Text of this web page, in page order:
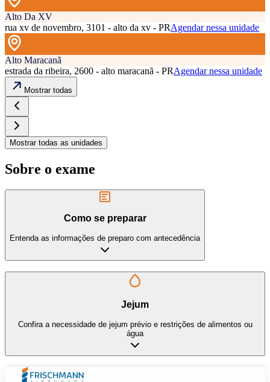
Alto Da XV
rua xv de novembro, 3101 - alto da xv - PRAgendar nessa unidade
Alto Maracanã
estrada da ribeira, 2600 - alto maracanã - PRAgendar nessa unidade
Mostrar todas
Mostrar todas as unidades
Sobre o exame
Como se preparar
Entenda as informações de preparo com antecedência
Jejum
Confira a necessidade de jejum prévio e restrições de alimentos ou
água